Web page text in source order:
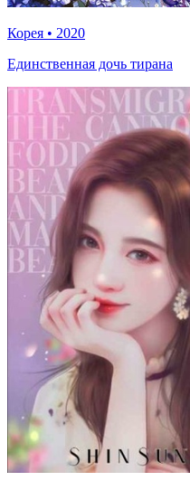
Корея • 2020
Единственная дочь тирана